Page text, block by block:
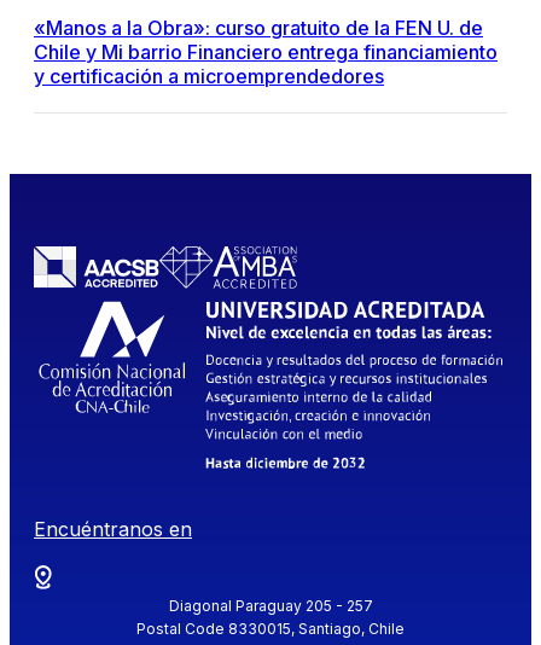
«Manos a la Obra»: curso gratuito de la FEN U. de
Chile y Mi barrio Financiero entrega financiamiento
y certificación a microemprendedores
Encuéntranos en
Diagonal Paraguay 205 - 257
Postal Code 8330015, Santiago, Chile